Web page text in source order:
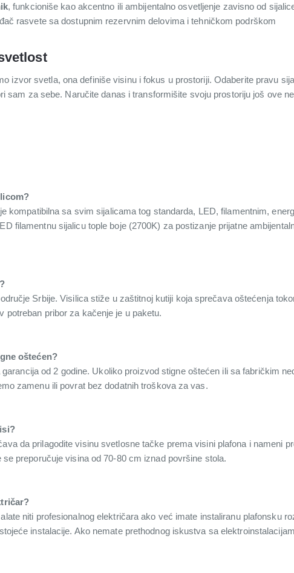
, funkcioniše kao akcentno ili ambijentalno osvetljenje zavisno od
rasvete sa dostupnim rezervnim delovima i tehničkom podrškom
izvor svetla, ona definiše visinu i fokus u prostoriji. Odaberite pravu
sam za sebe. Naručite danas i transformišite svoju prostoriju još ove
kompatibilna sa svim sijalicama tog standarda, LED, filamentnim,
filamentnu sijalicu tople boje (2700K) za postizanje prijatne
Srbije. Visilica stiže u zaštitnoj kutiji koja sprečava oštećenja
potreban pribor za kačenje je u paketu.
oštećen?
od 2 godine. Ukoliko proizvod stigne oštećen ili sa fabričkim
zamenu ili povrat bez dodatnih troškova za vas.
da prilagodite visinu svetlosne tačke prema visini plafona i nameni
preporučuje visina od 70-80 cm iznad površine stola.
niti profesionalnog električara ako već imate instaliranu plafonsku
instalacije. Ako nemate prethodnog iskustva sa